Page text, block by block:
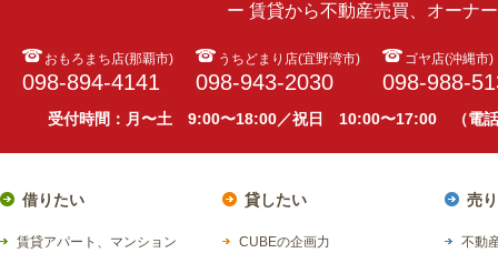
ー 賃貸から不動産売買、オーナ
おもろまち店(那覇市)
098-894-4141
うちどまり店(宜野湾市)
098-943-2030
ゴヤ店(沖縄市)
098-988-
受付時間：月〜土 9:00〜18:00／祝日 10:00〜17:00 （電話
借りたい
賃貸アパート、マンション
貸したい
CUBEの企画力
売
不動